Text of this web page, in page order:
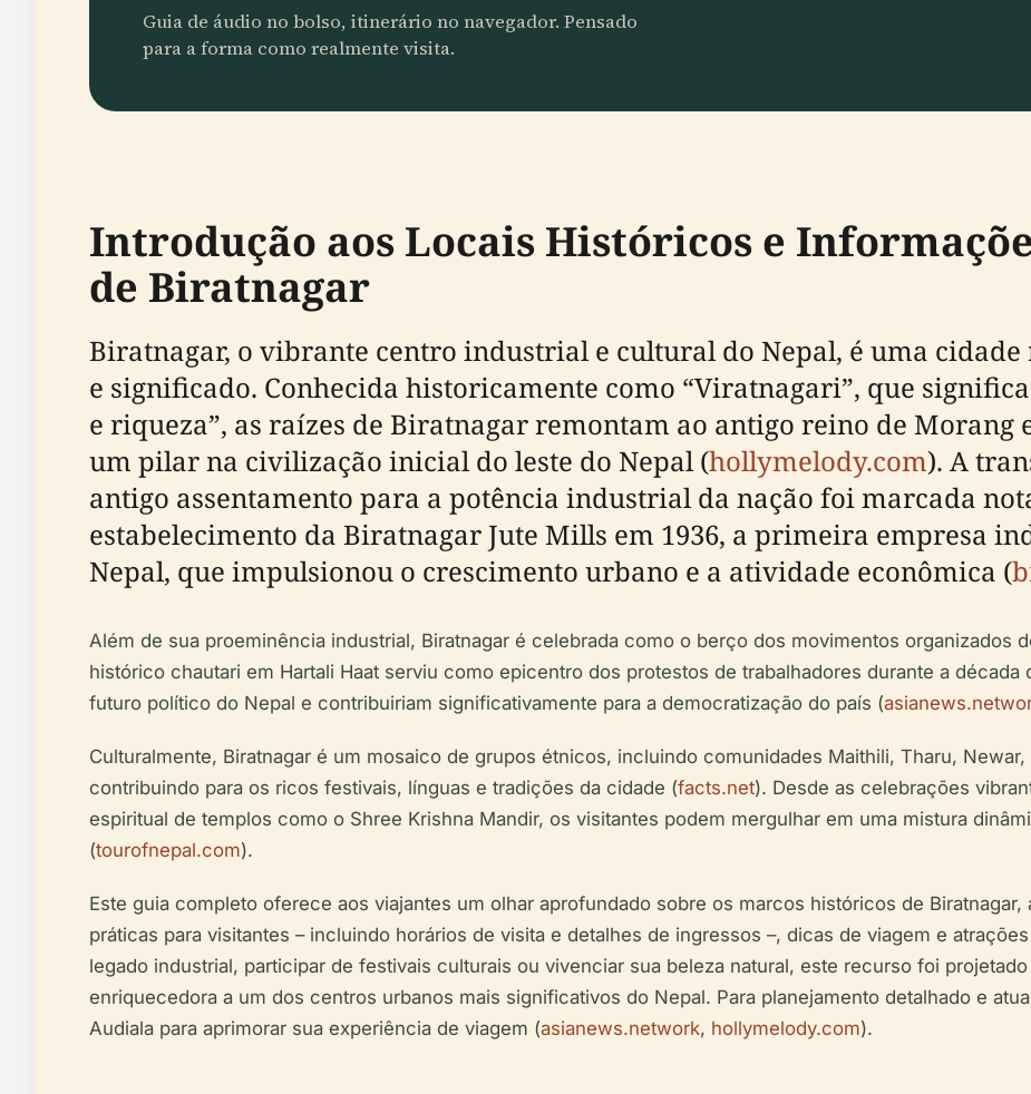
Guia de áudio no bolso, itinerário no navegador. Pensado
para a forma como realmente visita.
Introdução aos Locais Históricos e
de Biratnagar
Biratnagar, o vibrante centro industrial e cultural do Nepal, é uma
e significado. Conhecida historicamente como “Viratnagari”, que
e riqueza”, as raízes de Biratnagar remontam ao antigo reino de
um pilar na civilização inicial do leste do Nepal (hollymelody.com). A
antigo assentamento para a potência industrial da nação foi marcada
estabelecimento da Biratnagar Jute Mills em 1936, a primeira empresa
Nepal, que impulsionou o crescimento urbano e a atividade econômica (
Além de sua proeminência industrial, Biratnagar é celebrada como o berço dos movimentos organizados
histórico chautari em Hartali Haat serviu como epicentro dos protestos de trabalhadores durante a
futuro político do Nepal e contribuiriam significativamente para a democratização do país (
Culturalmente, Biratnagar é um mosaico de grupos étnicos, incluindo comunidades Maithili, Tharu,
contribuindo para os ricos festivais, línguas e tradições da cidade (facts.net). Desde as celebrações
espiritual de templos como o Shree Krishna Mandir, os visitantes podem mergulhar em uma mistura
(tourofnepal.com).
Este guia completo oferece aos viajantes um olhar aprofundado sobre os marcos históricos de
práticas para visitantes – incluindo horários de visita e detalhes de ingressos –, dicas de viagem e
legado industrial, participar de festivais culturais ou vivenciar sua beleza natural, este recurso foi
enriquecedora a um dos centros urbanos mais significativos do Nepal. Para planejamento detalhado e
Audiala para aprimorar sua experiência de viagem (asianews.network, hollymelody.com).